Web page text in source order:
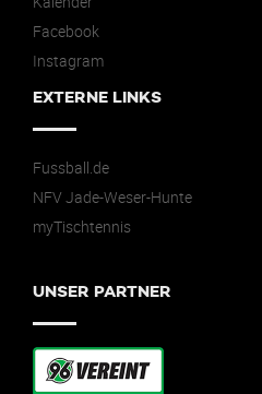
Facebook
Instagram
EXTERNE LINKS
Fussball.de
NFV Jade-Weser-Hunte
myTischtennis
UNSER PARTNER